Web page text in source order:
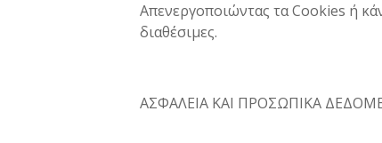
Απενεργοποιώντας τα Cookies ή
διαθέσιμες.
ΑΣΦΑΛΕΙΑ ΚΑΙ ΠΡΟΣΩΠΙΚΑ